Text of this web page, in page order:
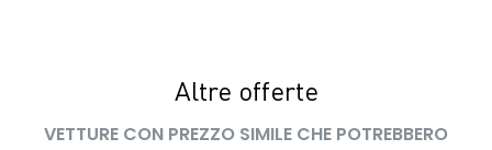
Altre offerte
VETTURE CON PREZZO SIMILE CHE POTREBBERO